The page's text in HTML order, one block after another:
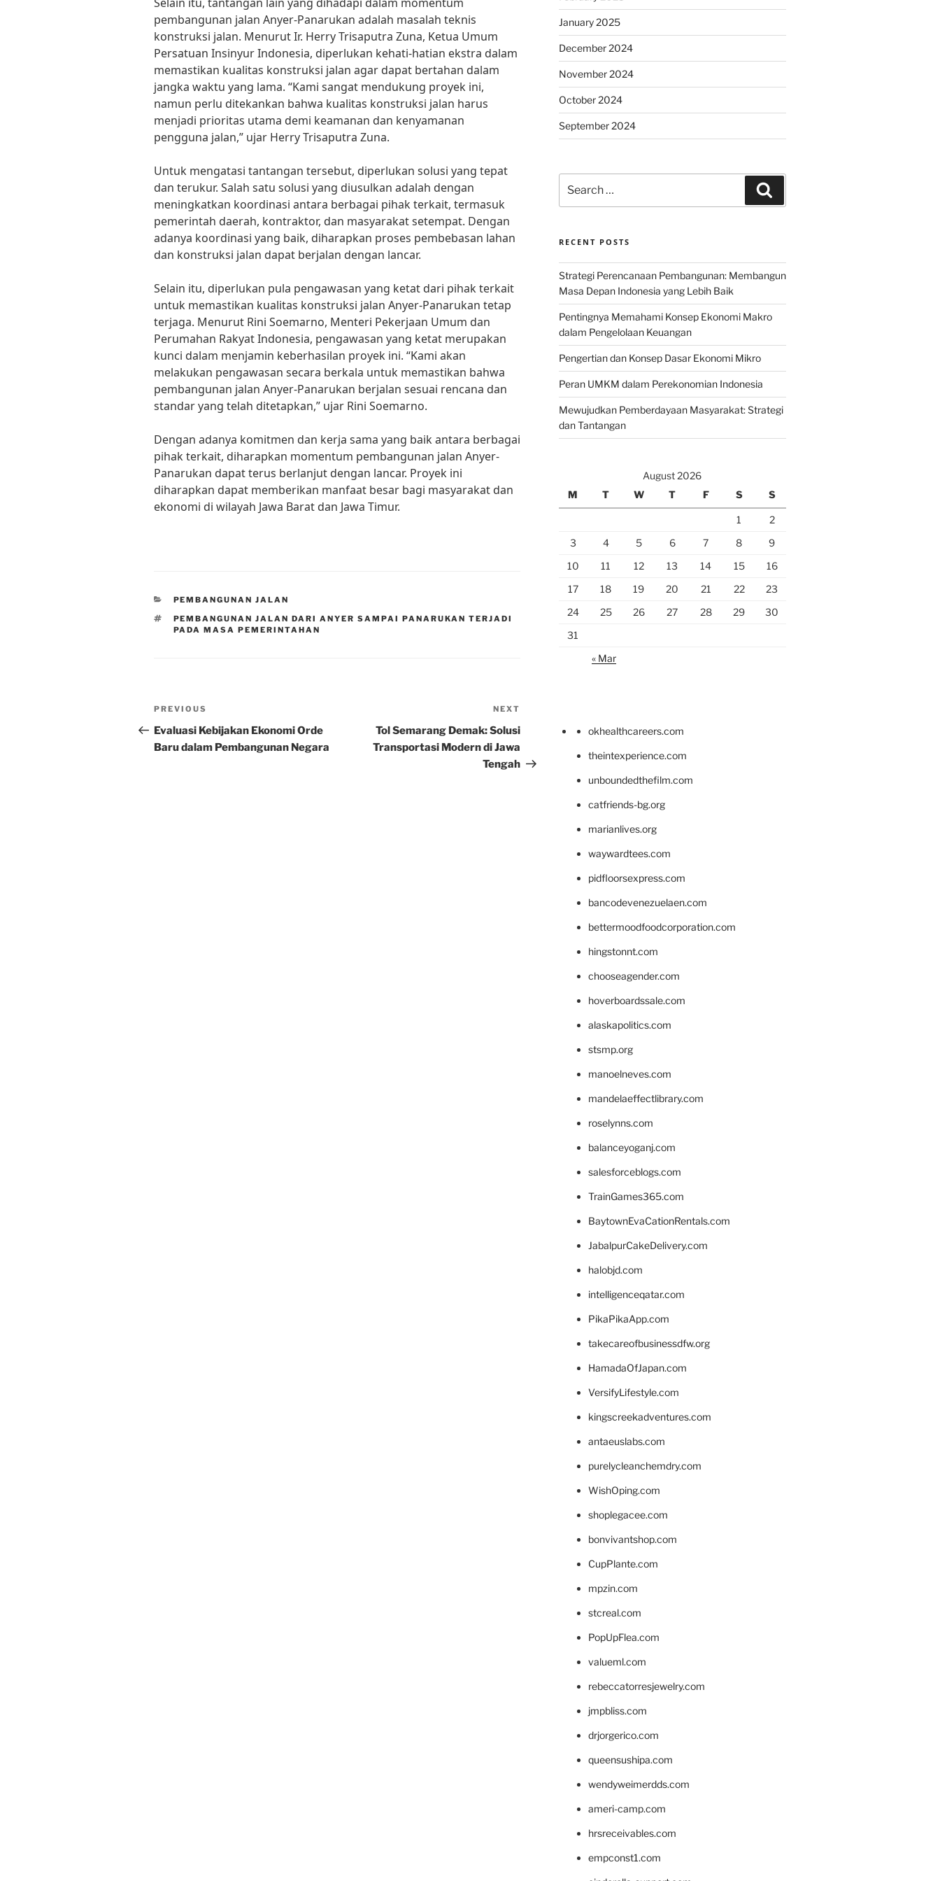
pembangunan jalan Anyer-Panarukan adalah masalah teknis
konstruksi jalan. Menurut Ir. Herry Trisaputra Zuna, Ketua Umum
Persatuan Insinyur Indonesia, diperlukan kehati-hatian ekstra dalam
memastikan kualitas konstruksi jalan agar dapat bertahan dalam
jangka waktu yang lama. “Kami sangat mendukung proyek ini,
namun perlu ditekankan bahwa kualitas konstruksi jalan harus
menjadi prioritas utama demi keamanan dan kenyamanan
pengguna jalan,” ujar Herry Trisaputra Zuna.
Untuk mengatasi tantangan tersebut, diperlukan solusi yang tepat
dan terukur. Salah satu solusi yang diusulkan adalah dengan
meningkatkan koordinasi antara berbagai pihak terkait, termasuk
pemerintah daerah, kontraktor, dan masyarakat setempat. Dengan
adanya koordinasi yang baik, diharapkan proses pembebasan lahan
dan konstruksi jalan dapat berjalan dengan lancar.
Selain itu, diperlukan pula pengawasan yang ketat dari pihak terkait
untuk memastikan kualitas konstruksi jalan Anyer-Panarukan tetap
terjaga. Menurut Rini Soemarno, Menteri Pekerjaan Umum dan
Perumahan Rakyat Indonesia, pengawasan yang ketat merupakan
kunci dalam menjamin keberhasilan proyek ini. “Kami akan
melakukan pengawasan secara berkala untuk memastikan bahwa
pembangunan jalan Anyer-Panarukan berjalan sesuai rencana dan
standar yang telah ditetapkan,” ujar Rini Soemarno.
Dengan adanya komitmen dan kerja sama yang baik antara berbagai
pihak terkait, diharapkan momentum pembangunan jalan Anyer-
Panarukan dapat terus berlanjut dengan lancar. Proyek ini
diharapkan dapat memberikan manfaat besar bagi masyarakat dan
ekonomi di wilayah Jawa Barat dan Jawa Timur.
CATEGORIES
PEMBANGUNAN JALAN
TAGS
PEMBANGUNAN JALAN DARI ANYER SAMPAI PANARUKAN TERJADI
PADA MASA PEMERINTAHAN
Post
navigation
Previous
Post
PREVIOUS
Evaluasi Kebijakan Ekonomi Orde
Baru dalam Pembangunan Negara
Post
NEXT
Tol Semarang Demak: Solusi
Transportasi Modern di Jawa
Tengah
January 2025
December 2024
November 2024
October 2024
September 2024
for:
RECENT POSTS
Strategi Perencanaan Pembangunan: Membangun
Masa Depan Indonesia yang Lebih Baik
Pentingnya Memahami Konsep Ekonomi Makro
dalam Pengelolaan Keuangan
Pengertian dan Konsep Dasar Ekonomi Mikro
Peran UMKM dalam Perekonomian Indonesia
Mewujudkan Pemberdayaan Masyarakat: Strategi
dan Tantangan
August 2026
M
T W T F S S
1
2
3
4 5 6 7 8
9
10
11 12 13 14 15
16
17
18 19 20 21 22
23
24
25 26 27 28 29
30
31
« Mar
okhealthcareers.com
theintexperience.com
unboundedthefilm.com
catfriends-bg.org
marianlives.org
waywardtees.com
pidfloorsexpress.com
bancodevenezuelaen.com
bettermoodfoodcorporation.com
hingstonnt.com
chooseagender.com
hoverboardssale.com
alaskapolitics.com
stsmp.org
manoelneves.com
mandelaeffectlibrary.com
roselynns.com
balanceyoganj.com
salesforceblogs.com
TrainGames365.com
BaytownEvaCationRentals.com
JabalpurCakeDelivery.com
halobjd.com
intelligenceqatar.com
PikaPikaApp.com
takecareofbusinessdfw.org
HamadaOfJapan.com
VersifyLifestyle.com
kingscreekadventures.com
antaeuslabs.com
purelycleanchemdry.com
WishOping.com
shoplegacee.com
bonvivantshop.com
CupPlante.com
mpzin.com
stcreal.com
PopUpFlea.com
valueml.com
rebeccatorresjewelry.com
jmpbliss.com
drjorgerico.com
queensushipa.com
wendyweimerdds.com
ameri-camp.com
hrsreceivables.com
empconst1.com